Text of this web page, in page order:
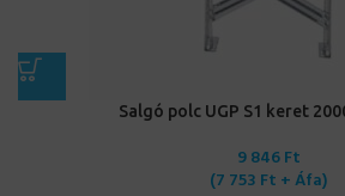
Salgó polc UGP S1 keret
9 846Ft
(7 753 Ft + Áfa)